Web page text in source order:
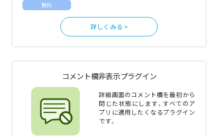
無料
詳しくみる >
コメント欄非表示プラグイン
詳細画面のコメント欄を最初から
閉じた状態にします。すべてのア
プリに適用したくなるプラグイン
です。